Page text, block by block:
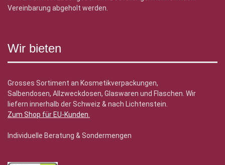
Vereinbarung abgeholt werden.
Wir bieten
Grosses Sortiment an Kosmetikverpackungen,
Salbendosen, Allzweckdosen, Glaswaren und Flaschen. Wir
liefern innerhalb der Schweiz & nach Lichtenstein.
Zum Shop für EU-Kunden.
Individuelle Beratung & Sondermengen